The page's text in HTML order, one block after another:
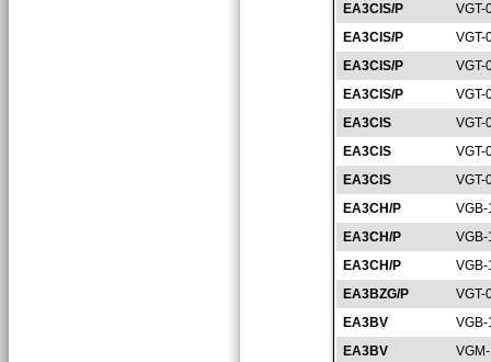
EA3CIS/P
VGT-
EA3CIS/P
VGT-
EA3CIS/P
VGT-
EA3CIS/P
VGT-
EA3CIS
VGT-
EA3CIS
VGT-
EA3CIS
VGT-
EA3CH/P
EA3CH/P
EA3CH/P
EA3BZG/P
VGT-
EA3BV
EA3BV